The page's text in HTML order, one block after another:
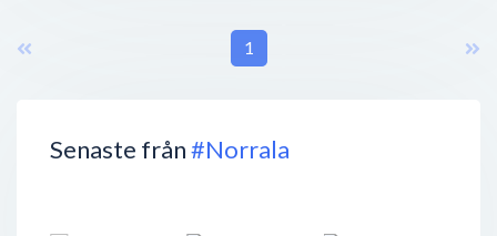
Senaste från#Norrala
1